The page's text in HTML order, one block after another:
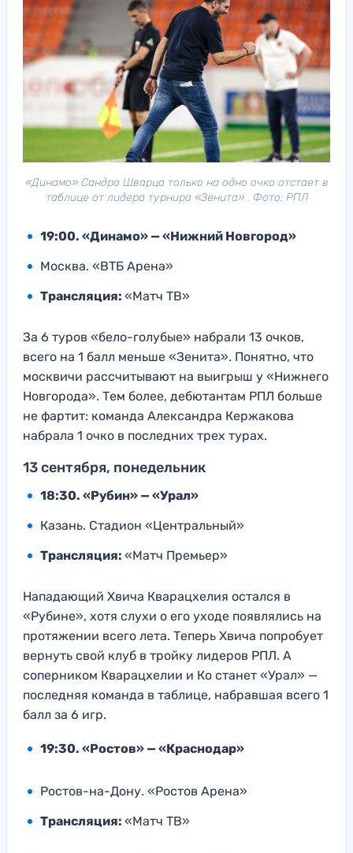
«Динамо» Сандро Шварца только на одно очко отстает в
таблице от лидера турнира «Зенита» . Фото: РПЛ
19:00. «Динамо» — «Нижний Новгород»
Москва. «ВТБ Арена»
Трансляция: «Матч ТВ»
За 6 туров «бело-голубые» набрали 13 очков,
всего на 1 балл меньше «Зенита». Понятно, что
москвичи рассчитывают на выигрыш у «Нижнего
Новгорода». Тем более, дебютантам РПЛ больше
не фартит: команда Александра Кержакова
набрала 1 очко в последних трех турах.
13 сентября, понедельник
18:30. «Рубин» — «Урал»
Казань. Стадион «Центральный»
Трансляция: «Матч Премьер»
Нападающий Хвича Кварацхелия остался в
«Рубине», хотя слухи о его уходе появлялись на
протяжении всего лета. Теперь Хвича попробует
вернуть свой клуб в тройку лидеров РПЛ. А
соперником Кварацхелии и Ко станет «Урал» —
последняя команда в таблице, набравшая всего 1
балл за 6 игр.
19:30. «Ростов» — «Краснодар»
Ростов-на-Дону. «Ростов Арена»
Трансляция: «Матч ТВ»